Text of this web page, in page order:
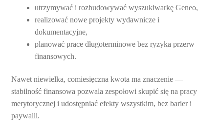
utrzymywać i rozbudowywać wyszukiwarkę Geneo,
realizować nowe projekty wydawnicze i
dokumentacyjne,
planować prace długoterminowe bez ryzyka przerw
finansowych.
Nawet niewielka, comiesięczna kwota ma znaczenie —
stabilność finansowa pozwala zespołowi skupić się na pracy
merytorycznej i udostępniać efekty wszystkim, bez barier i
paywalli.